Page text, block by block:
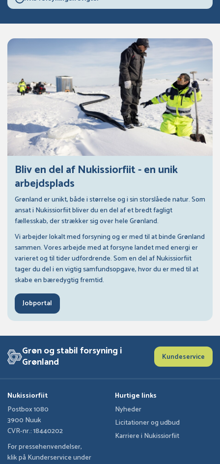
Bliv en del af Nukissiorfiit - en unik
arbejdsplads
Grønland er unikt, både i størrelse og i sin storslåede natur. Som
ansat i Nukissiorfiit bliver du en del af et bredt fagligt
fællesskab, der strækker sig over hele Grønland.
Vi arbejder lokalt med forsyning og er med til at binde Grønland
sammen. Vores arbejde med at forsyne landet med energi er
varieret og til tider udfordrende. Som en del af Nukissiorfiit
tager du del i en vigtig samfundsopgave, hvor du er med til at
skabe en bæredygtig fremtid.
Jobportal
Grøn og stabil forsyning i
Grønland Kundeservice
Nukissiorfiit
Postbox 1080
3900 Nuuk
CVR-nr.: 18440202
For pressehenvendelser,
klik på Kunderservice under
Hurtige links
Nyheder
Licitationer og udbud
Karriere i Nukissiorfiit